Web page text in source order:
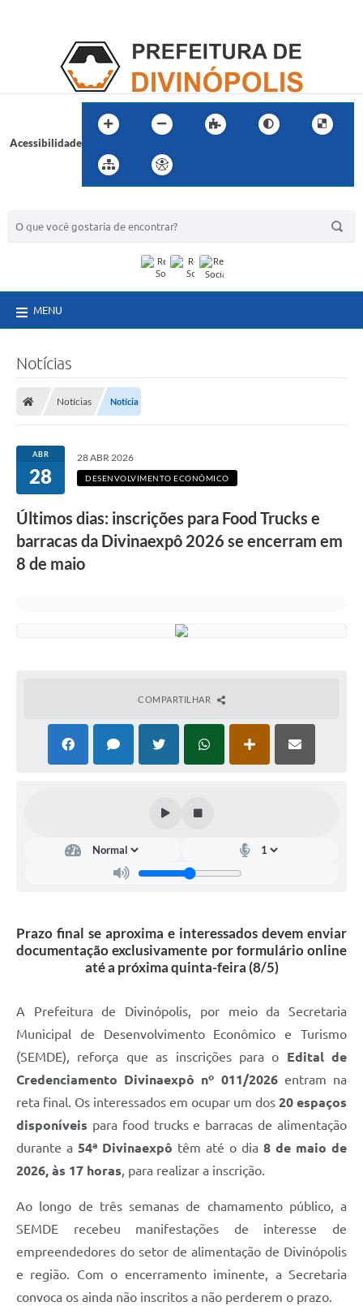
Acessibilidade
MENU
Notícias
Notícias Notícia
ABR
28
28 ABR 2026
DESENVOLVIMENTO ECONÔMICO
Últimos dias: inscrições para Food Trucks e
barracas da Divinaexpô 2026 se encerram em
8 de maio
COMPARTILHAR
Prazo final se aproxima e interessados devem enviar
documentação exclusivamente por formulário online
até a próxima quinta-feira (8/5)
A Prefeitura de Divinópolis, por meio da Secretaria
Municipal de Desenvolvimento Econômico e Turismo
(SEMDE), reforça que as inscrições para o Edital de
Credenciamento Divinaexpô nº 011/2026entram na
reta final. Os interessados em ocupar um dos 20 espaços
disponíveis para food trucks e barracas de alimentação
durante a 54ª Divinaexpô têm até o dia 8 de maio de
2026, às 17 horas, para realizar a inscrição.
Ao longo de três semanas de chamamento público, a
SEMDE recebeu manifestações de interesse de
empreendedores do setor de alimentação de Divinópolis
e região. Com o encerramento iminente, a Secretaria
convoca os ainda não inscritos a não perderem o prazo.